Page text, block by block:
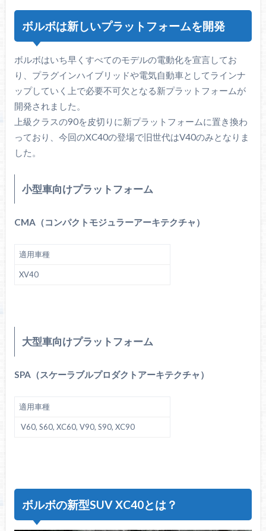
ボルボは新しいプラットフォームを開発
ボルボはいち早くすべてのモデルの電動化を宣言してお
り、プラグインハイブリッドや電気自動車としてラインナ
ップしていく上で必要不可欠となる新プラットフォームが
開発されました。
上級クラスの90を皮切りに新プラットフォームに置き換わ
っており、今回のXC40の登場で旧世代はV40のみとなりま
した。
小型車向けプラットフォーム
CMA（コンパクトモジュラーアーキテクチャ）
適用車種
XV40
大型車向けプラットフォーム
SPA（スケーラブルプロダクトアーキテクチャ）
適用車種
V60, S60, XC60, V90, S90, XC90
ボルボの新型SUV XC40とは？